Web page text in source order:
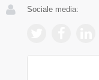
Sociale media: